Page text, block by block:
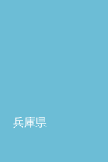
兵庫県